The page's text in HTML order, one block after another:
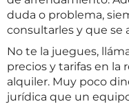
duda o problema,
consultarles y que se
No te la juegues,
precios y tarifas en la
alquiler. Muy poco
jurídica que un